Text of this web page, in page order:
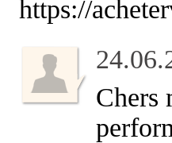
https://
Chers